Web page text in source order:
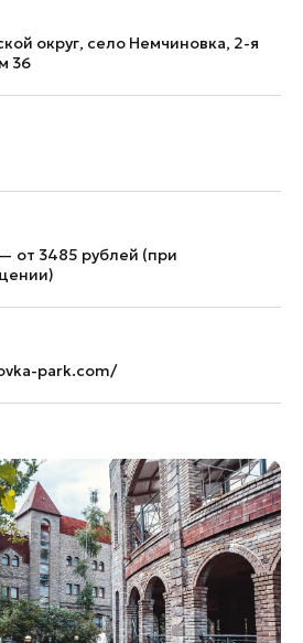
округ, село Немчиновка, 2-я
36
от 3485 рублей (при
park.com/